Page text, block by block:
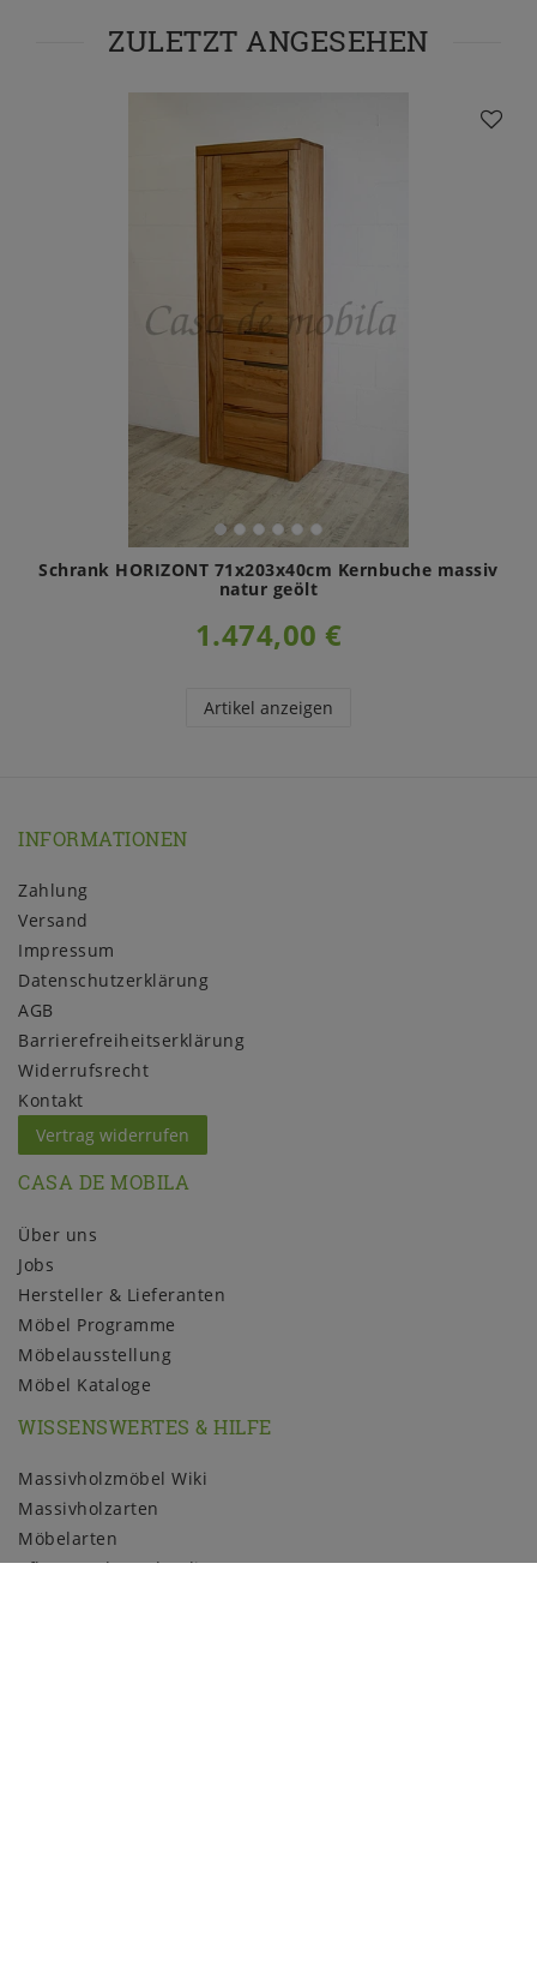
ZULETZT ANGESEHEN
Schrank HORIZONT 71x203x40cm Kernbuche massiv
natur geölt
1.474,00 €
Artikel anzeigen
INFORMATIONEN
Zahlung
Versand
Impressum
Daten­schutz­erklärung
AGB
Barrierefreiheitserklärung
Widerrufs­recht
Kontakt
Vertrag widerrufen
CASA DE MOBILA
Über uns
Jobs
Hersteller & Lieferanten
Möbel Programme
Möbelausstellung
Möbel Kataloge
WISSENSWERTES & HILFE
Massivholzmöbel Wiki
Massivholzarten
Möbelarten
Pflege und Kundendienst